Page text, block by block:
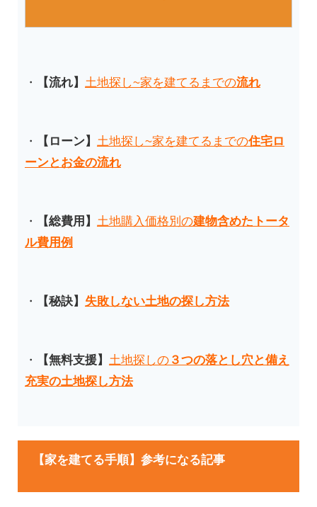
・ 【流れ】 土地探し~家を建てるまでの流れ
・ 【ローン】 土地探し~家を建てるまでの住宅ロ
ーンとお金の流れ
・ 【総費用】 土地購入価格別の建物含めたトータ
ル費用例
・ 【秘訣】 失敗しない土地の探し方法
・ 【無料支援】 土地探しの ３つの落とし穴と備え
充実の土地探し方法
【家を建てる手順】参考になる記事